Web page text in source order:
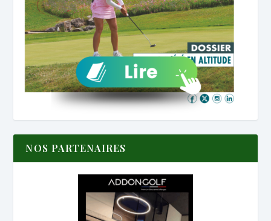
NOS PARTENAIRES